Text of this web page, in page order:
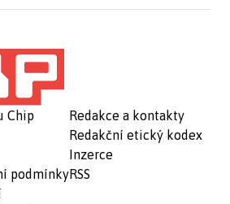
Chip
podmínky
Redakce a kontakty
Redakční etický kodex
Inzerce
RSS